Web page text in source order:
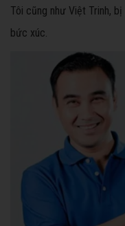
Tôi cũng như Việt Trinh,
bức xúc.